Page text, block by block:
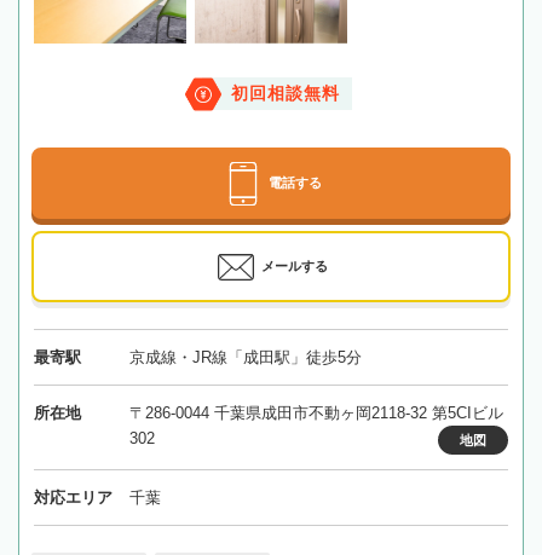
初回相談無料
電話する
メールする
最寄駅 京成線・JR線「成田駅」徒歩5分
所在地
〒286-0044 千葉県成田市不動ヶ岡2118-32 第5CIビル
302
地図
対応エリア 千葉